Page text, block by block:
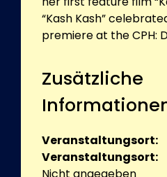
“Kash Kash”
premiere at the CPH:
Zusätzliche
Veranstaltungsort:
Veranstaltungsort: